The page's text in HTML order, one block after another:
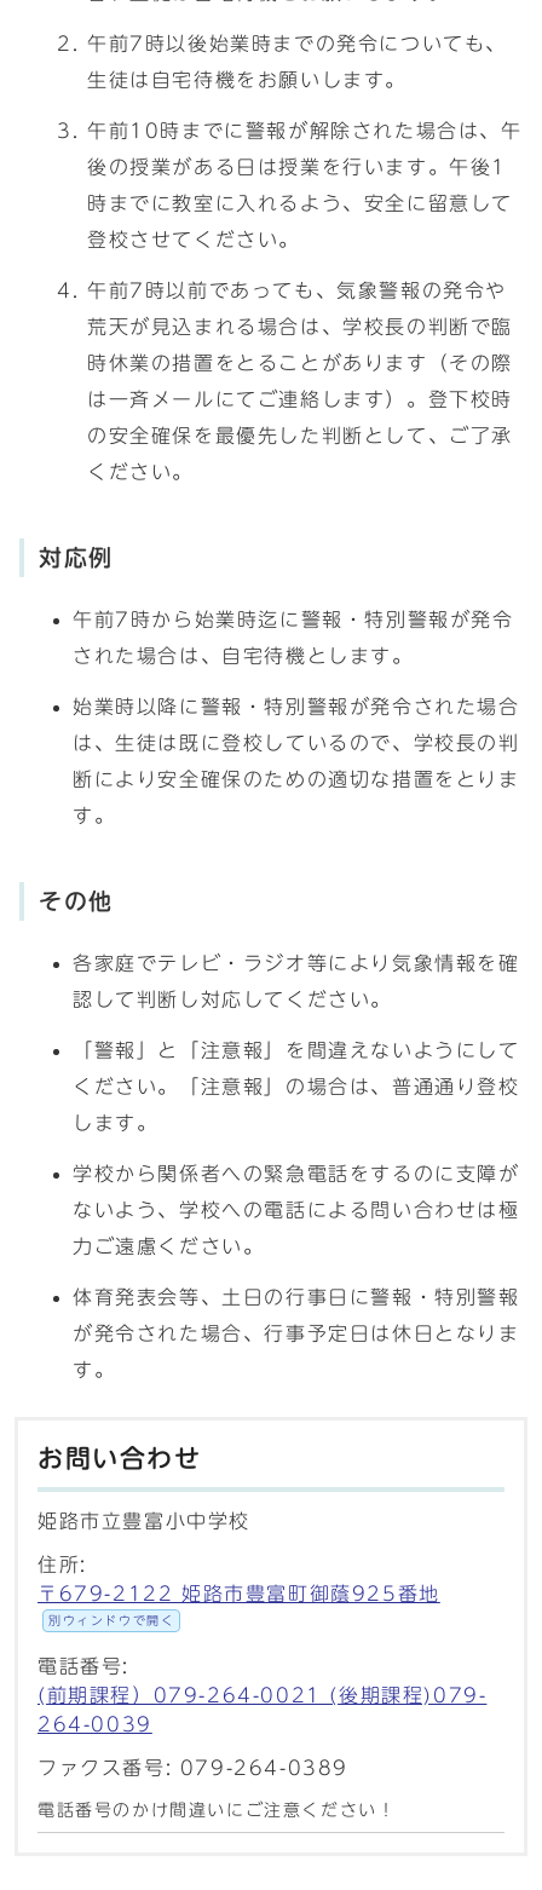
午前7時以後始業時までの発令についても、
生徒は自宅待機をお願いします。
午前10時までに警報が解除された場合は、午
後の授業がある日は授業を行います。午後1
時までに教室に入れるよう、安全に留意して
登校させてください。
午前7時以前であっても、気象警報の発令や
荒天が見込まれる場合は、学校長の判断で臨
時休業の措置をとることがあります（その際
は一斉メールにてご連絡します）。登下校時
の安全確保を最優先した判断として、ご了承
ください。
対応例
午前7時から始業時迄に警報・特別警報が発令
された場合は、自宅待機とします。
始業時以降に警報・特別警報が発令された場合
は、生徒は既に登校しているので、学校長の判
断により安全確保のための適切な措置をとりま
す。
その他
各家庭でテレビ・ラジオ等により気象情報を確
認して判断し対応してください。
「警報」と「注意報」を間違えないようにして
ください。「注意報」の場合は、普通通り登校
します。
学校から関係者への緊急電話をするのに支障が
ないよう、学校への電話による問い合わせは極
力ご遠慮ください。
体育発表会等、土日の行事日に警報・特別警報
が発令された場合、行事予定日は休日となりま
す。
お問い合わせ
姫路市立豊富小中学校
住所:
〒679-2122 姫路市豊富町御蔭925番地
別ウィンドウで開く
電話番号:
(前期課程）079-264-0021 (後期課程)079-
264-0039
ファクス番号: 079-264-0389
電話番号のかけ間違いにご注意ください！